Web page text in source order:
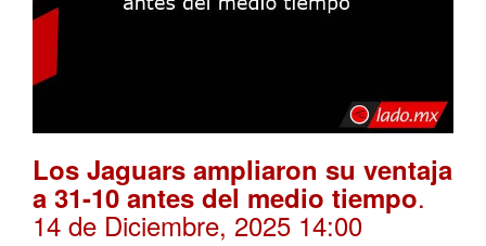
Los Jaguars ampliaron su ventaja
a 31-10 antes del medio tiempo.
14 de Diciembre, 2025 14:00